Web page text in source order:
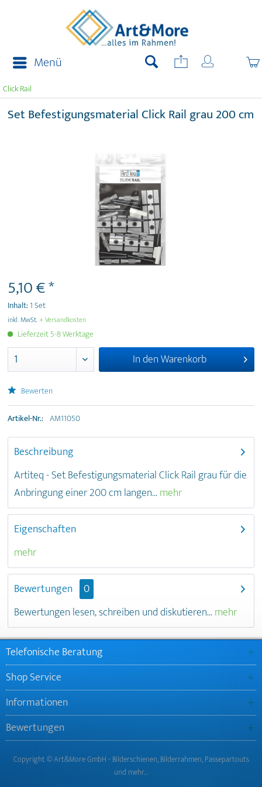
Menü
Click Rail
Set Befestigungsmaterial Click Rail grau 200 cm
5,10 € *
Inhalt:1 Set
inkl. MwSt.+ Versandkosten
Lieferzeit 5-8 Werktage
In denWarenkorb
Bewerten
Artikel-Nr.: AM11050
Beschreibung
Artiteq - Set Befestigungsmaterial Click Rail grau für die
Anbringung einer 200 cm langen... mehr
Eigenschaften
mehr
Bewertungen
0
Bewertungen lesen, schreiben und diskutieren... mehr
Telefonische Beratung
Shop Service
Informationen
Bewertungen
Copyright © Art&More GmbH - Bilderschienen, Bilderrahmen, Passepartouts
und mehr…